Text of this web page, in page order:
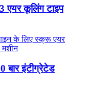
एयर कूलिंग टाइप
बार इंटीग्रेटेड